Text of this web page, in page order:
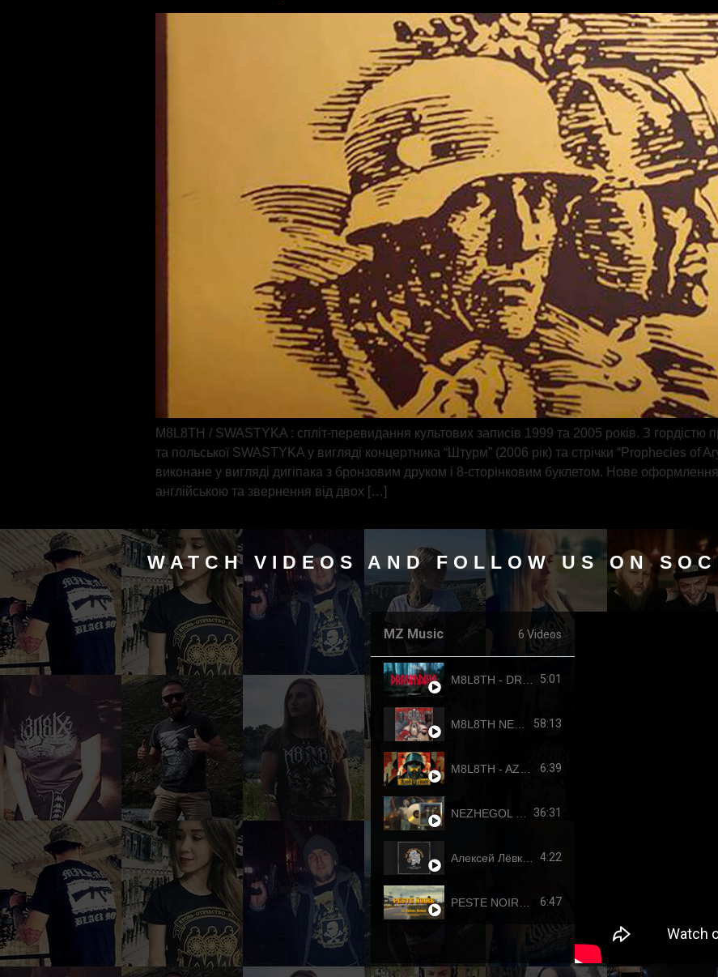
M8L8TH / SWASTYKA : спліт-перевидання культових записів 1999 та 2005 років. З
та польської SWASTYKA у вигляді концертника “Штурм” (2006 рік) та стрічки “Prophecies of
виконане у вигляді дигіпака з бронзовим друком і 8-сторінковим буклетом. Нове
англійською та звернення від двох […]
WATCH VIDEOS AND FOLLOW US ON
MZ Music 6 Videos
5:01
58:13
6:39
36:31
4:22
6:47